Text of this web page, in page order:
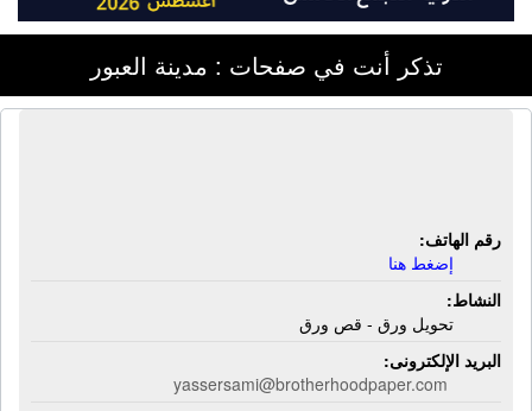
تذكر أنت في صفحات : مدينة العبور
رقم الهاتف:
إضغط هنا
النشاط:
تحويل ورق - قص ورق
البريد الإلكترونى:
yassersami@brotherhoodpaper.com